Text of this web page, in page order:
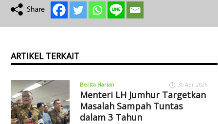
ARTIKEL TERKAIT
Berita Harian 30 Apr 2026
Menteri LH Jumhur Targetkan
Masalah Sampah Tuntas
dalam 3 Tahun